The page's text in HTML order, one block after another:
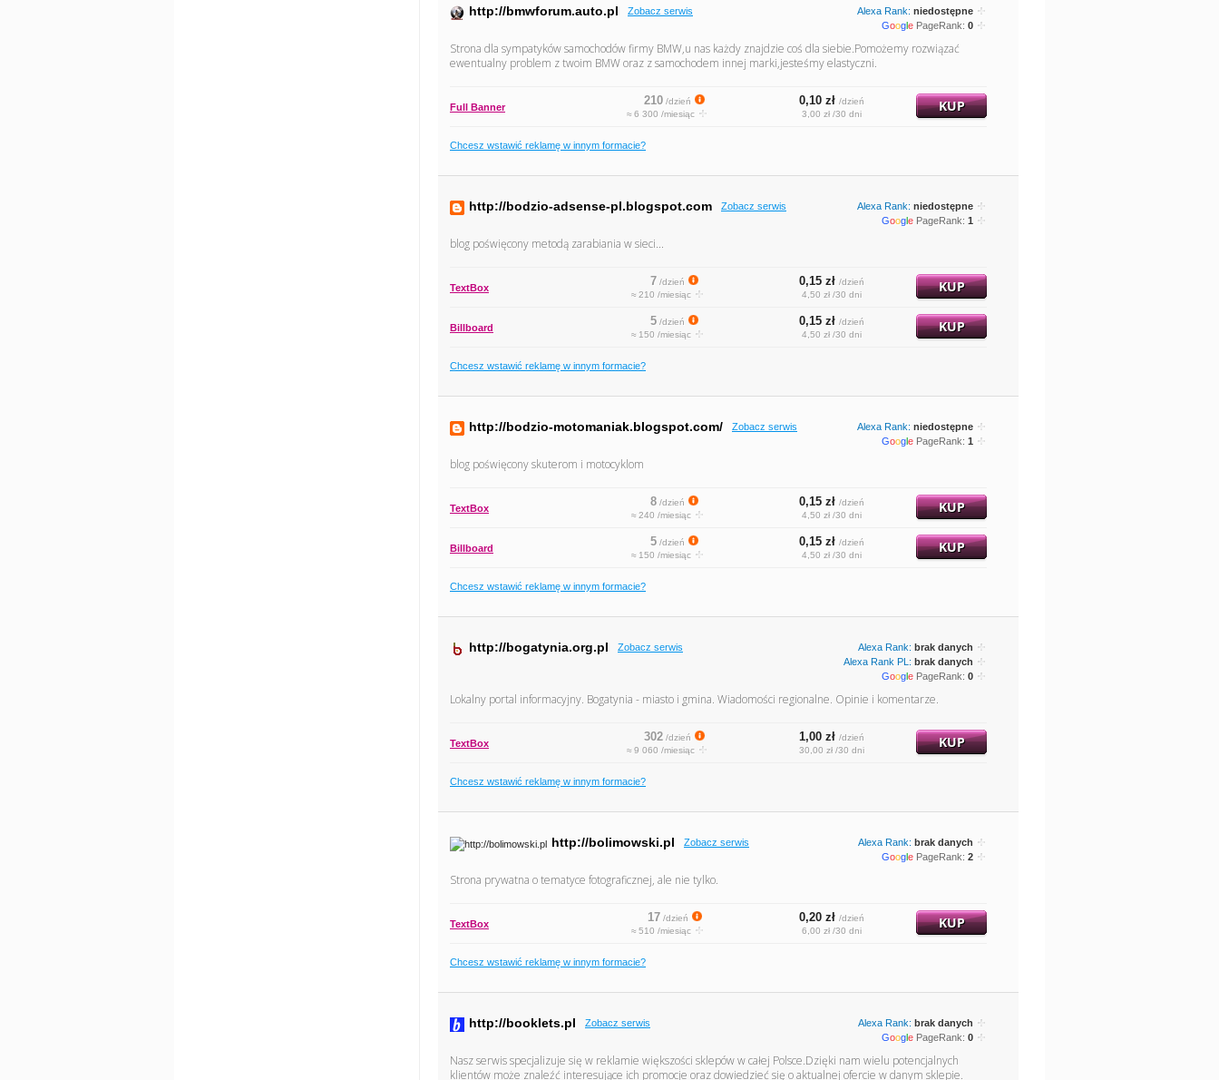
http://bmwforum.auto.pl Zobacz serwis Alexa Rank: niedostępne
Google PageRank: 0
Strona dla sympatyków samochodów firmy BMW,u nas każdy znajdzie coś dla siebie.Pomożemy rozwiązać
ewentualny problem z twoim BMW oraz z samochodem innej marki,jesteśmy elastyczni.
Full Banner 210 /dzień
≈ 6 300 /miesiąc
0,10 zł /dzień
3,00 zł /30 dni
KUP
Chcesz wstawić reklamę w innym formacie?
http://bodzio-adsense-pl.blogspot.com Zobacz serwis Alexa Rank: niedostępne
Google PageRank: 1
blog poświęcony metodą zarabiania w sieci...
TextBox 7 /dzień
≈ 210 /miesiąc
0,15 zł /dzień
4,50 zł /30 dni
KUP
Billboard 5 /dzień
≈ 150 /miesiąc
0,15 zł /dzień
4,50 zł /30 dni
KUP
Chcesz wstawić reklamę w innym formacie?
http://bodzio-motomaniak.blogspot.com/ Zobacz serwis Alexa Rank: niedostępne
Google PageRank: 1
blog poświęcony skuterom i motocyklom
TextBox 8 /dzień
≈ 240 /miesiąc
0,15 zł /dzień
4,50 zł /30 dni
KUP
Billboard 5 /dzień
≈ 150 /miesiąc
0,15 zł /dzień
4,50 zł /30 dni
KUP
Chcesz wstawić reklamę w innym formacie?
http://bogatynia.org.pl Zobacz serwis Alexa Rank: brak danych
Alexa Rank PL: brak danych
Google PageRank: 0
Lokalny portal informacyjny. Bogatynia - miasto i gmina. Wiadomości regionalne. Opinie i komentarze.
TextBox 302 /dzień
≈ 9 060 /miesiąc
1,00 zł /dzień
30,00 zł /30 dni
KUP
Chcesz wstawić reklamę w innym formacie?
http://bolimowski.pl Zobacz serwis Alexa Rank: brak danych
Google PageRank: 2
Strona prywatna o tematyce fotograficznej, ale nie tylko.
TextBox 17 /dzień
≈ 510 /miesiąc
0,20 zł /dzień
6,00 zł /30 dni
KUP
Chcesz wstawić reklamę w innym formacie?
http://booklets.pl Zobacz serwis Alexa Rank: brak danych
Google PageRank: 0
Nasz serwis specjalizuje się w reklamie większości sklepów w całej Polsce.Dzięki nam wielu potencjalnych
klientów może znaleźć interesujące ich promocje oraz dowiedzieć się o aktualnej ofercie w danym sklepie.